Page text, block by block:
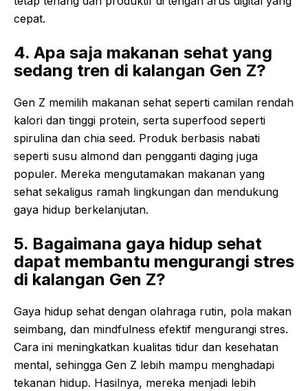
cepat.
4. Apa saja makanan sehat yang
sedang tren di kalangan Gen Z?
Gen Z memilih makanan sehat seperti camilan rendah
kalori dan tinggi protein, serta superfood seperti
spirulina dan chia seed. Produk berbasis nabati
seperti susu almond dan pengganti daging juga
populer. Mereka mengutamakan makanan yang
sehat sekaligus ramah lingkungan dan mendukung
gaya hidup berkelanjutan.
5. Bagaimana gaya hidup sehat
dapat membantu mengurangi stres
di kalangan Gen Z?
Gaya hidup sehat dengan olahraga rutin, pola makan
seimbang, dan mindfulness efektif mengurangi stres.
Cara ini meningkatkan kualitas tidur dan kesehatan
mental, sehingga Gen Z lebih mampu menghadapi
tekanan hidup. Hasilnya, mereka menjadi lebih